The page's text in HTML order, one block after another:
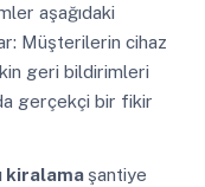
aşağıdaki
Müşterilerin cihaz
geri bildirimleri
gerçekçi bir fikir
kiralama şantiye